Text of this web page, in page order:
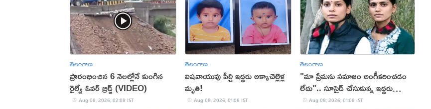
తెలంగాణ
ప్రారంభించిన 6 నెలల్లోనే కుంగిన
రైల్వే ఓవర్‌ బ్రిడ్జ్ (VIDEO)
Aug 08, 2026, 02:08 IST
తెలంగాణ
విషవాయువు పీల్చి ఇద్దరు అక్కాచెల్లెళ్ల
మృతి!
Aug 08, 2026, 01:08 IST
తెలంగాణ
"మా ప్రేమను సమాజం అంగీకరించడం
లేదు".. సూసైడ్ చేసుకున్న ఇద్దరు
యువతులు
Aug 08, 2026, 01:08 IST